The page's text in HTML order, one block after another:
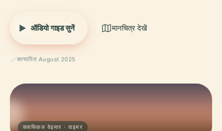
ऑडियो गाइड सुनें मानचित्र देखें
सत्यापित August 2025
क्लासिकल वेइमार · वाइमर